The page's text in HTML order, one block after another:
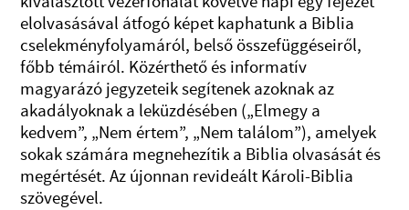
elolvasásával átfogó képet kaphatunk a Biblia
cselekményfolyamáról, belső összefüggéseiről,
főbb témáiról. Közérthető és informatív
magyarázó jegyzeteik segítenek azoknak az
akadályoknak a leküzdésében („Elmegy a
kedvem”, „Nem értem”, „Nem találom”), amelyek
sokak számára megnehezítik a Biblia olvasását és
megértését. Az újonnan revideált Károli-Biblia
szövegével.